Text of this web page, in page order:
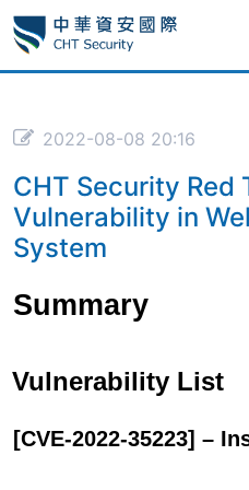
2022-08-08 20:16
CHT Security Red
Vulnerability in
System
Summary
Vulnerability List
[CVE-2022-35223] –